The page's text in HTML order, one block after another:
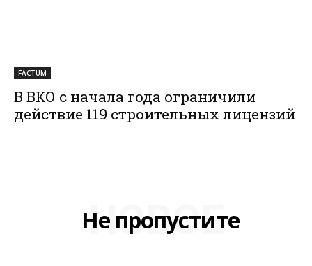
FACTUM
В ВКО с начала года ограничили
действие 119 строительных лицензий
Не пропустите
НОВОЕ